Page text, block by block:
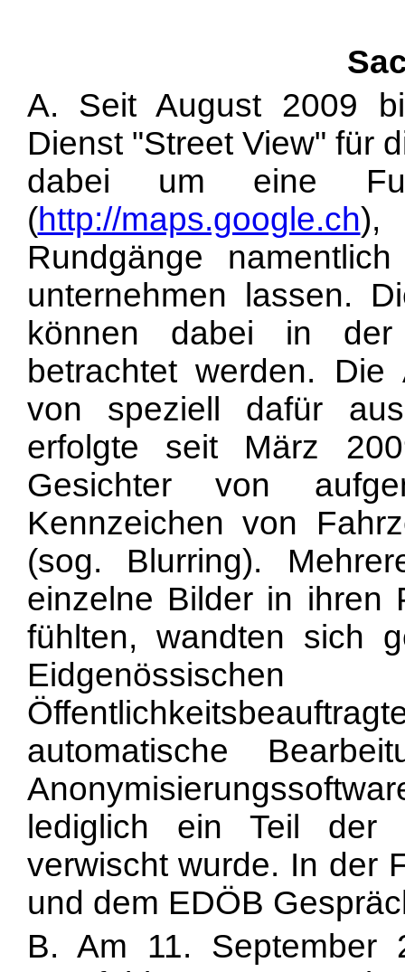
A. Seit August 2009
Dienst "Street View" für
dabei um eine
(http://maps.google.ch),
Rundgänge
unternehmen lassen.
können dabei in
betrachtet werden. Die
von speziell dafür
erfolgte seit März
Gesichter von
Kennzeichen von
(sog. Blurring).
einzelne Bilder in ihren
fühlten, wandten sich
automatische
lediglich ein Teil der
verwischt wurde. In der
und dem EDÖB
B. Am 11. September